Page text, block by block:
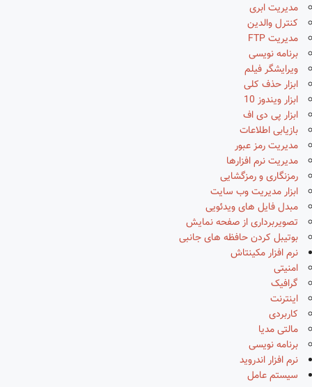
مدیریت ابری
کنترل والدین
مدیریت FTP
برنامه نویسی
ویرایشگر فیلم
ابزار حذف کلی
ابزار ویندوز 10
ابزار پی دی اف
بازیابی اطلاعات
مدیریت رمز عبور
مدیریت نرم افزارها
رمزنگاری و رمزگشایی
ابزار مدیریت وب سایت
مبدل فایل های ویدئویی
تصویربرداری از صفحه نمایش
بوتیبل کردن حافظه های جانبی
نرم افزار مکینتاش
امنیتی
گرافیک
اینترنت
کاربردی
مالتی مدیا
برنامه نویسی
نرم افزار اندروید
سیستم عامل